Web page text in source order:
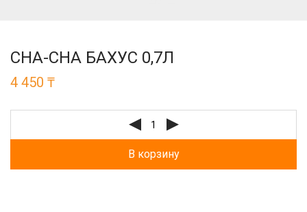
CHA-CHA БАХУС 0,7Л
4 450 ₸
В корзину